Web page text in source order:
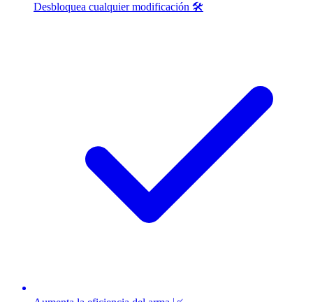
Desbloquea cualquier modificación 🛠️